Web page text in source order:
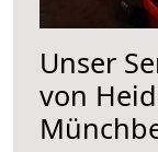
Unser
von